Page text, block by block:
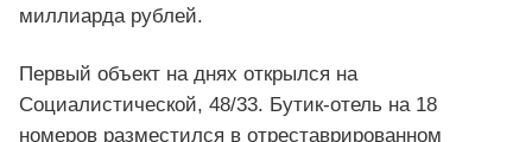
миллиарда рублей.
Первый объект на днях открылся на
Социалистической, 48/33. Бутик-отель на 18
номеров разместился в отреставрированном